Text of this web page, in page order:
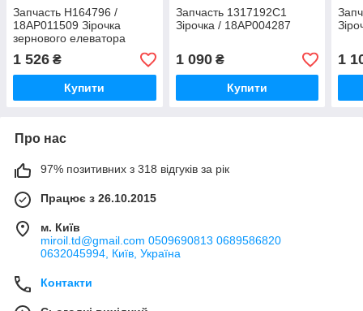
Запчасть H164796 /
18AP011509 Зірочка
зернового елеватора
1 526 ₴
Купити
Запчасть 1317192C1
Зірочка / 18AP004287
1 090₴
Купити
1
Про нас
97% позитивних з 318 відгуків за рік
Працює з 26.10.2015
м. Київ
miroil.td@gmail.com 0509690813 0689586820
0632045994, Київ, Україна
Контакти